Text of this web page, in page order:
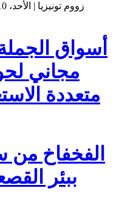
أسواق
متعددة
ببئر